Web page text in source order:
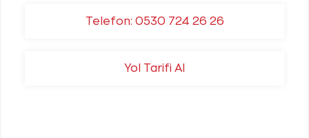
Telefon: 0530 724 26 26
Yol Tarifi Al